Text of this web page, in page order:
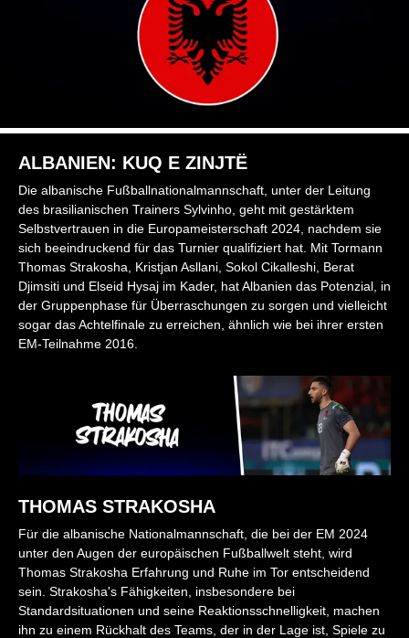
ALBANIEN: KUQ E ZINJTË
Die albanische Fußballnationalmannschaft, unter der Leitung
des brasilianischen Trainers Sylvinho, geht mit gestärktem
Selbstvertrauen in die Europameisterschaft 2024, nachdem sie
sich beeindruckend für das Turnier qualifiziert hat. Mit Tormann
Thomas Strakosha, Kristjan Asllani, Sokol Cikalleshi, Berat
Djimsiti und Elseid Hysaj im Kader, hat Albanien das Potenzial, in
der Gruppenphase für Überraschungen zu sorgen und vielleicht
sogar das Achtelfinale zu erreichen, ähnlich wie bei ihrer ersten
EM-Teilnahme 2016.
THOMAS STRAKOSHA
Für die albanische Nationalmannschaft, die bei der EM 2024
unter den Augen der europäischen Fußballwelt steht, wird
Thomas Strakosha Erfahrung und Ruhe im Tor entscheidend
sein. Strakosha's Fähigkeiten, insbesondere bei
Standardsituationen und seine Reaktionsschnelligkeit, machen
ihn zu einem Rückhalt des Teams, der in der Lage ist, Spiele zu